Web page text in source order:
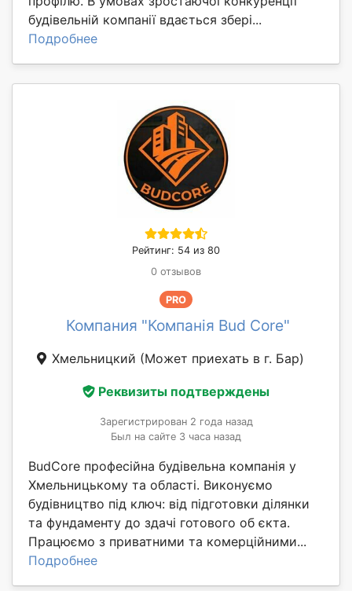
будівельній компанії вдається збері...
Подробнее
Рейтинг: 54 из 80
0 отзывов
PRO
Компания "Компанія Bud Core"
Хмельницкий (Может приехать в г. Бар)
Реквизиты подтверждены
Зарегистрирован 2 года назад
Был на сайте 3 часа назад
BudCore професійна будівельна компанія у
Хмельницькому та області. Виконуємо
будівництво під ключ: від підготовки ділянки
та фундаменту до здачі готового об єкта.
Працюємо з приватними та комерційними...
Подробнее